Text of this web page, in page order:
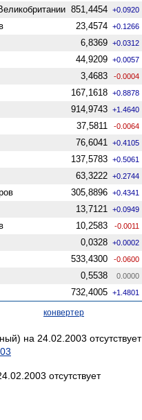
851,4454 +0.0920
23,4574 +0.1266
6,8369 +0.0312
44,9209 +0.0057
3,4683 -0.0004
167,1618 +0.8878
914,9743 +1.4640
37,5811 -0.0064
76,6041 +0.4105
137,5783 +0.5061
63,3222 +0.2744
305,8896 +0.4341
13,7121 +0.0949
10,2583 -0.0011
0,0328 +0.0002
533,4300 -0.0600
0,5538 0.0000
732,4005 +1.4801
конвертер
на 24.02.2003 отсутствует
отсутствует